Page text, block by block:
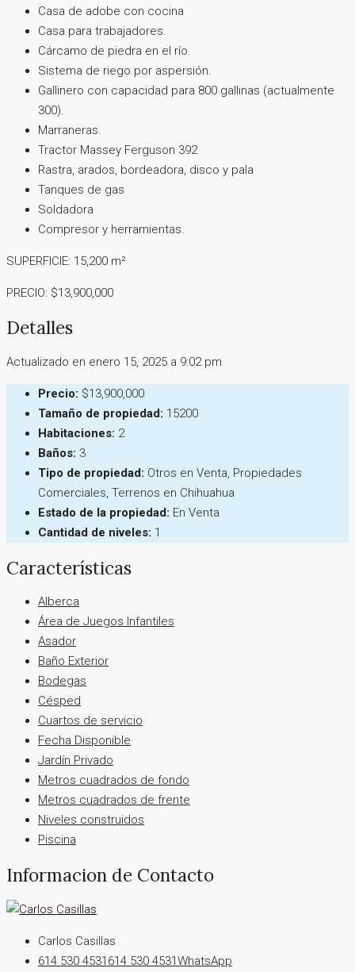
Casa de adobe con cocina
Casa para trabajadores.
Cárcamo de piedra en el río.
Sistema de riego por aspersión.
Gallinero con capacidad para 800 gallinas (actualmente
300).
Marraneras.
Tractor Massey Ferguson 392
Rastra, arados, bordeadora, disco y pala
Tanques de gas
Soldadora
Compresor y herramientas.
SUPERFICIE: 15,200 m²
PRECIO: $13,900,000
Detalles
Actualizado en enero 15, 2025 a 9:02 pm
Precio: $13,900,000
Tamaño de propiedad: 15200
Habitaciones: 2
Baños: 3
Tipo de propiedad: Otros en Venta, Propiedades
Comerciales, Terrenos en Chihuahua
Estado de la propiedad: En Venta
Cantidad de niveles: 1
Características
Alberca
Área de Juegos Infantiles
Asador
Baño Exterior
Bodegas
Césped
Cuartos de servicio
Fecha Disponible
Jardín Privado
Metros cuadrados de fondo
Metros cuadrados de frente
Niveles construidos
Piscina
Informacion de Contacto
Carlos Casillas
614 530 4531 614 530 4531WhatsApp